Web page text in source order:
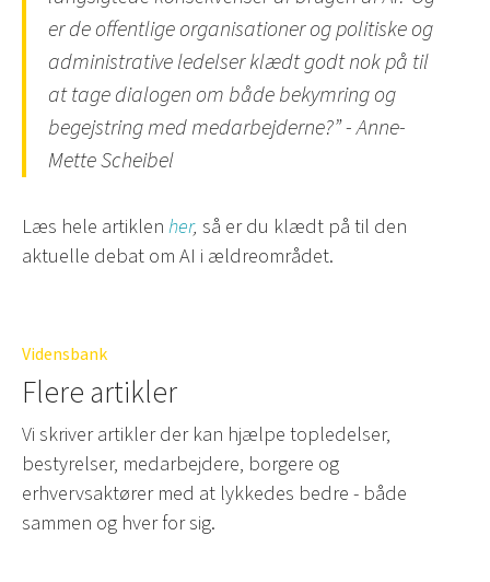
er de offentlige organisationer og politiske og
administrative ledelser klædt godt nok på til
at tage dialogen om både bekymring og
begejstring med medarbejderne?” - Anne-
Mette Scheibel
Læs hele artiklenher, så er du klædt på til den
aktuelle debat om AI i ældreområdet.
Vidensbank
Flere artikler
Vi skriver artikler der kan hjælpe topledelser,
bestyrelser, medarbejdere, borgere og
erhvervsaktører med at lykkedes bedre - både
sammen og hver for sig.